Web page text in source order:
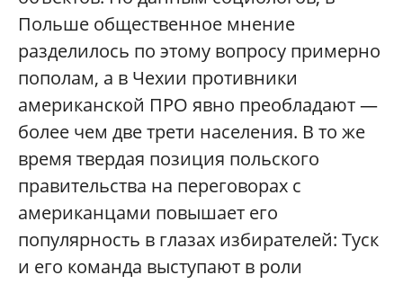
Польше общественное мнение
разделилось по этому вопросу примерно
пополам, а в Чехии противники
американской ПРО явно преобладают —
более чем две трети населения. В то же
время твердая позиция польского
правительства на переговорах с
американцами повышает его
популярность в глазах избирателей: Туск
и его команда выступают в роли